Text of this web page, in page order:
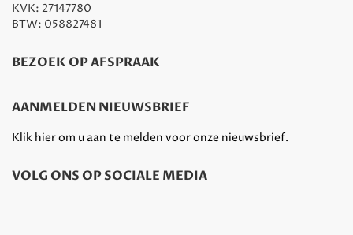
KVK: 27147780
BTW: 058827481
BEZOEK OP AFSPRAAK
AANMELDEN NIEUWSBRIEF
Klik hier om u aan te melden voor onze nieuwsbrief.
VOLG ONS OP SOCIALE MEDIA